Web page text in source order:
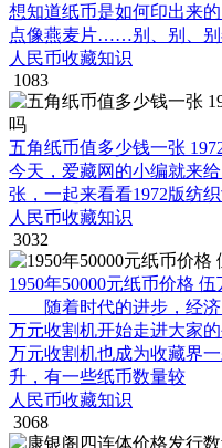
想知道纸币是如何印出来
点像燕麦片……别、别、别
人民币收藏知识
1083
五角纸币值多少钱一张
今天，爱藏网的小编就来
张，一起来看看1972版纺
人民币收藏知识
3032
1950年50000元纸币价格
随着时代的进步，经济
万元收割机开始走进大家
万元收割机也成为收藏界
升，有一些纸币数量较
人民币收藏知识
3068